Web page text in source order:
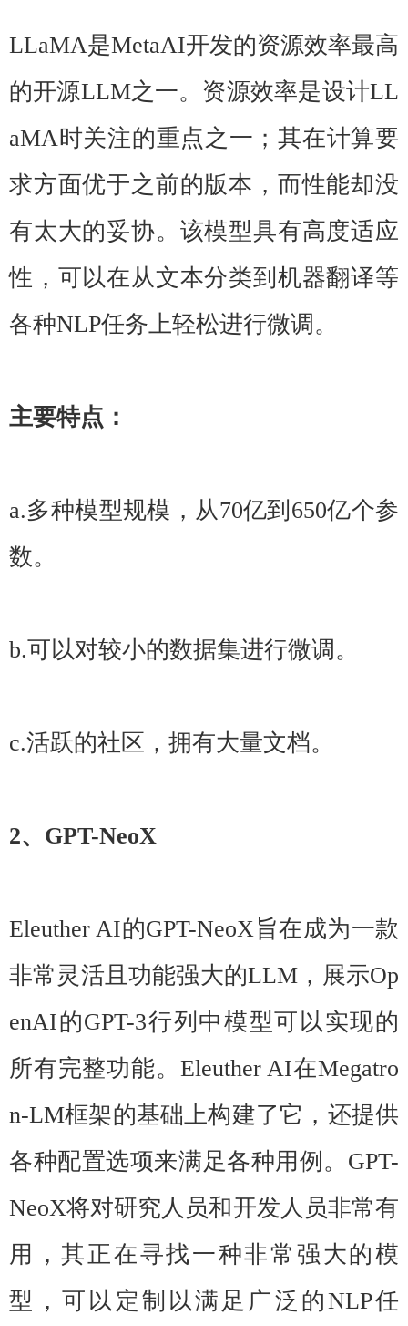
LLaMA是MetaAI开发的资源效率最高
的开源LLM之一。资源效率是设计LL
aMA时关注的重点之一；其在计算要
求方面优于之前的版本，而性能却没
有太大的妥协。该模型具有高度适应
性，可以在从文本分类到机器翻译等
各种NLP任务上轻松进行微调。
主要特点：
a.多种模型规模，从70亿到650亿个参
数。
b.可以对较小的数据集进行微调。
c.活跃的社区，拥有大量文档。
2、GPT-NeoX
Eleuther AI的GPT-NeoX旨在成为一款
非常灵活且功能强大的LLM，展示Op
enAI的GPT-3行列中模型可以实现的
所有完整功能。Eleuther AI在Megatro
n-LM框架的基础上构建了它，还提供
各种配置选项来满足各种用例。GPT-
NeoX将对研究人员和开发人员非常有
用，其正在寻找一种非常强大的模
型，可以定制以满足广泛的NLP任